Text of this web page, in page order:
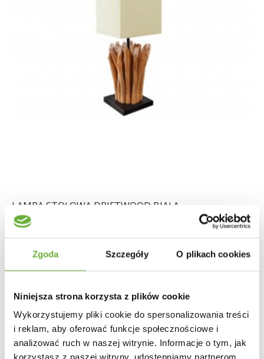
Zgoda Szczegóły O plikach cookies
Niniejsza strona korzysta z plików cookie
Wykorzystujemy pliki cookie do spersonalizowania treści
i reklam, aby oferować funkcje społecznościowe i
analizować ruch w naszej witrynie. Informacje o tym, jak
korzystasz z naszej witryny, udostępniamy partnerom
LAMPA STOŁOWA DRIFTWOOD BIAŁA